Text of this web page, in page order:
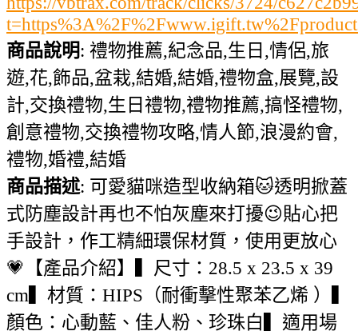
商品說明: 禮物推薦,紀念品,生日,情侶,旅
遊,花,飾品,盆栽,結婚,結婚,禮物盒,展覽,設
計,交換禮物,生日禮物,禮物推薦,搞怪禮物,
創意禮物,交換禮物攻略,情人節,浪漫約會,
禮物,婚禮,結婚
商品描述: 可愛貓咪造型收納箱🐱透明掀蓋
式防塵設計再也不怕灰塵來打擾😉貼心把
手設計，作工精細環保材質，使用更放心
💗【產品介紹】▍尺寸：28.5 x 23.5 x 39
cm▍材質：HIPS（耐衝擊性聚苯乙烯 ）▍
顏色：心動藍、佳人粉、珍珠白▍適用場